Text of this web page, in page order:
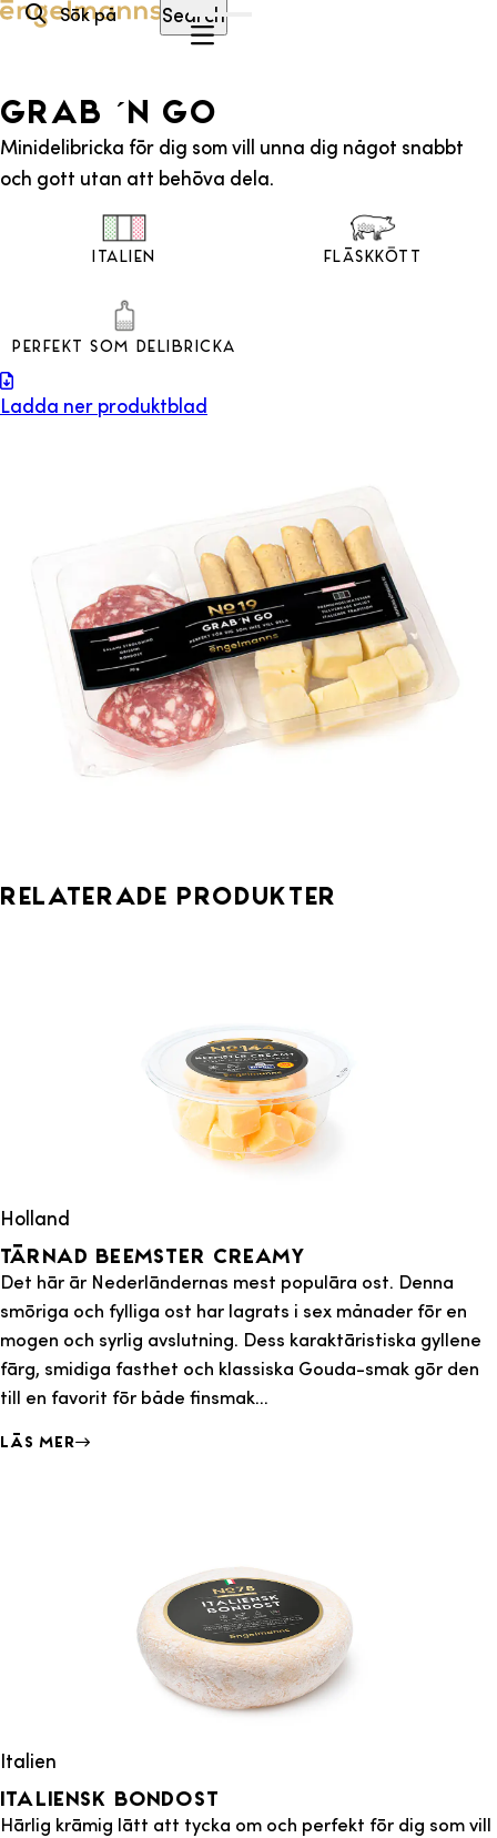
Hoppa till innehållSearch
Grab ´n go
Minidelibricka för dig som vill unna dig något snabbt
och gott utan att behöva dela.
Italien Fläskkött
Perfekt som Delibricka
Ladda ner produktblad
Relaterade produkter
Holland
Tärnad Beemster Creamy
Det här är Nederländernas mest populära ost. Denna
smöriga och fylliga ost har lagrats i sex månader för en
mogen och syrlig avslutning. Dess karaktäristiska gyllene
färg, smidiga fasthet och klassiska Gouda-smak gör den
till en favorit för både finsmak...
Läs mer
Italien
Italiensk Bondost
Härlig krämig lätt att tycka om och perfekt för dig som vill